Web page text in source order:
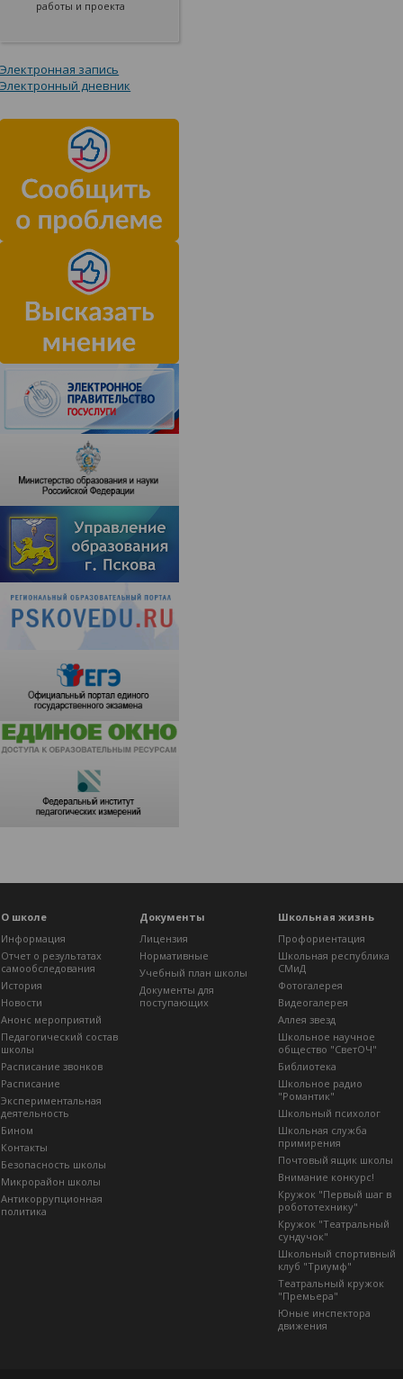
работы и проекта
Электронная запись
Электронный дневник
О школе
Информация
Отчет о результатах
самообследования
История
Новости
Анонс мероприятий
Педагогический состав
школы
Расписание звонков
Расписание
Экспериментальная
деятельность
Бином
Контакты
Безопасность школы
Микрорайон школы
Антикоррупционная
политика
Документы
Лицензия
Нормативные
Учебный план школы
Документы для
поступающих
Школьная жизнь
Профориентация
Школьная республика
СМиД
Фотогалерея
Видеогалерея
Аллея звезд
Школьное научное
общество "СветОЧ"
Библиотека
Школьное радио
"Романтик"
Школьный психолог
Школьная служба
примирения
Почтовый ящик школы
Внимание конкурс!
Кружок "Первый шаг в
робототехнику"
Кружок "Театральный
сундучок"
Школьный спортивный
клуб "Триумф"
Театральный кружок
"Премьера"
Юные инспектора
движения